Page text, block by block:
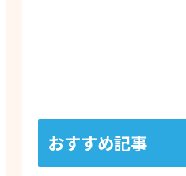
おすすめ記事